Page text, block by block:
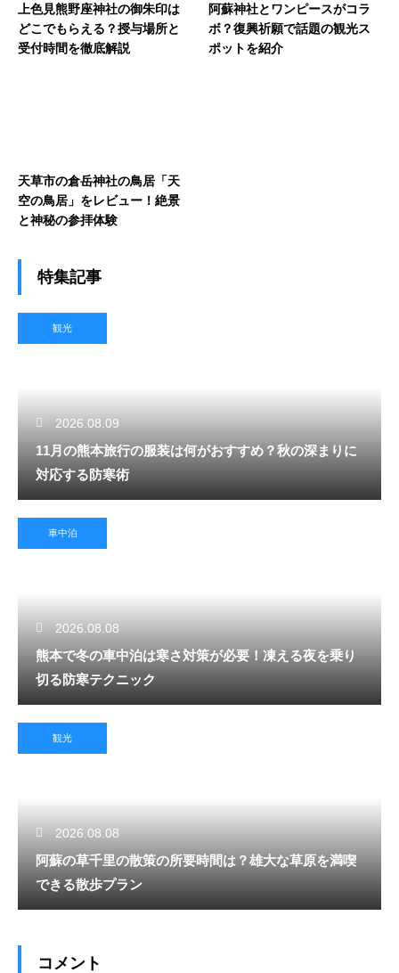
上色見熊野座神社の御朱印は
どこでもらえる？授与場所と
受付時間を徹底解説
阿蘇神社とワンピースがコラ
ボ？復興祈願で話題の観光ス
ポットを紹介
天草市の倉岳神社の鳥居「天
空の鳥居」をレビュー！絶景
と神秘の参拝体験
特集記事
観光
2026.08.09
11月の熊本旅行の服装は何がおすすめ？秋の深まりに
対応する防寒術
車中泊
2026.08.08
熊本で冬の車中泊は寒さ対策が必要！凍える夜を乗り
切る防寒テクニック
観光
2026.08.08
阿蘇の草千里の散策の所要時間は？雄大な草原を満喫
できる散歩プラン
コメント